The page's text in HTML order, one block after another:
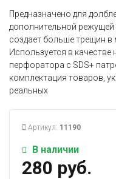
Предназначено для
дополнительной режущей
создает больше трещин в
Используется в качестве
перфоратора с SDS+
комплектация товаров,
реальных
Артикул: 11190
В наличии
280 руб.